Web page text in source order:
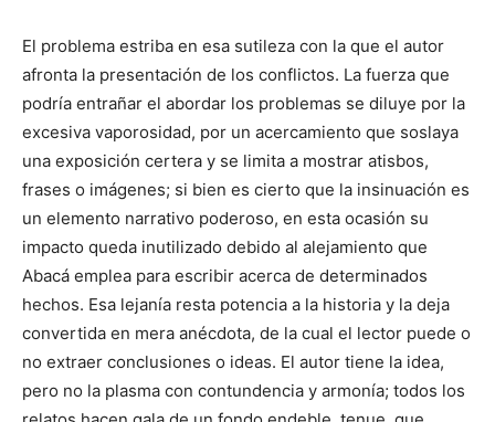
El problema estriba en esa sutileza con la que el autor
afronta la presentación de los conflictos. La fuerza que
podría entrañar el abordar los problemas se diluye por la
excesiva vaporosidad, por un acercamiento que soslaya
una exposición certera y se limita a mostrar atisbos,
frases o imágenes; si bien es cierto que la insinuación es
un elemento narrativo poderoso, en esta ocasión su
impacto queda inutilizado debido al alejamiento que
Abacá emplea para escribir acerca de determinados
hechos. Esa lejanía resta potencia a la historia y la deja
convertida en mera anécdota, de la cual el lector puede o
no extraer conclusiones o ideas. El autor tiene la idea,
pero no la plasma con contundencia y armonía; todos los